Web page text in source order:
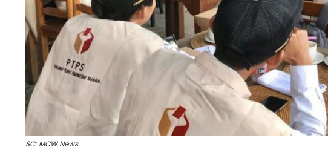
SC: MCW News